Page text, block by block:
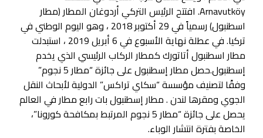
Arnavutköy. افتتح الرئيس التركي أردوغان المطار (مطار
اسطنبول) رسمياً في 29 أكتوبر 2018 ، وهو اليوم الوطني في
تركيا. في عطلة نهاية الأسبوع في 6 أبريل 2019 ، استبدلت
مطار اسطنبول أتاتورك كمطار الركاب الرئيسي الذي يخدم
إسطنبول.حصل مطار إسطنبول على جائزة “مطار 5 نجوم”
وفقًا لتصنيف مؤسسة “سكاي تراكس” الدولية لأبحاث النقل
الجوي ومقرها لندن . مطار إسطنبول بات رابع مطار في العالم
يحصل على جائزة “مطار 5 نجوم المرتبط بمكافحة كورونا”،
الخاصة بفترة انتشار الوباء.